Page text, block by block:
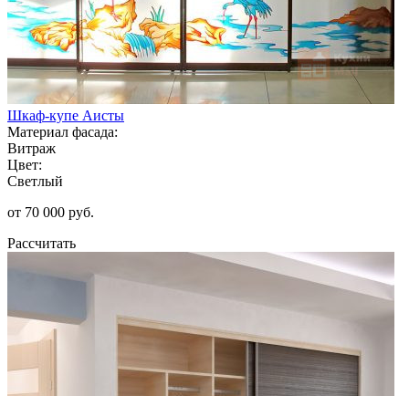
Шкаф-купе Аисты
Материал фасада:
Витраж
Цвет:
Светлый
от 70 000 руб.
Рассчитать